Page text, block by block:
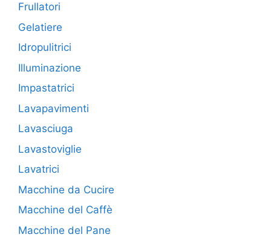
Frullatori
Gelatiere
Idropulitrici
Illuminazione
Impastatrici
Lavapavimenti
Lavasciuga
Lavastoviglie
Lavatrici
Macchine da Cucire
Macchine del Caffè
Macchine del Pane